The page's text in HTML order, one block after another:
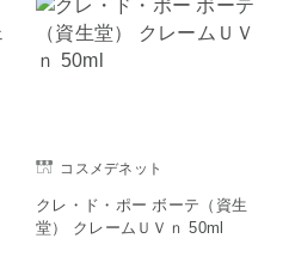
コスメデネット
クレ・ド・ポー ボーテ（資生
堂） クレームＵＶｎ 50ml